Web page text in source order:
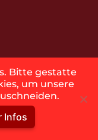
Version 2.0.7
Bitte gestatte
um unsere
Infos